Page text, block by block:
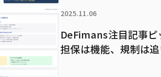
2025.11.06
DeFimans注目記事ピ
担保は機能、規制は追